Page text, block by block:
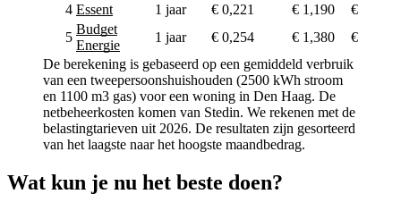
4 Essent 1 jaar € 0,221 € 1,190
€ 100
5
Budget
Energie
1 jaar € 0,254 € 1,380
€ 365
De berekening is gebaseerd op een gemiddeld verbruik
van een tweepersoonshuishouden (2500 kWh stroom
en 1100 m3 gas) voor een woning in Den Haag. De
netbeheerkosten komen van Stedin. We rekenen met de
belastingtarieven uit 2026. De resultaten zijn gesorteerd
van het laagste naar het hoogste maandbedrag.
Wat kun je nu het beste doen?